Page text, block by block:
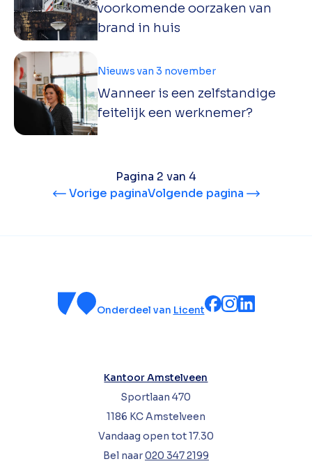
voorkomende oorzaken van
brand in huis
Wanneer is een zelfstandige
feitelijk een werknemer?
Nieuws van 3 november
Pagina 2 van 4
Vorige paginaVolgende pagina
Onderdeel van Licent
Kantoor Amstelveen
Sportlaan 470
1186 KC Amstelveen
Vandaag open tot 17.30
Bel naar020 347 2199